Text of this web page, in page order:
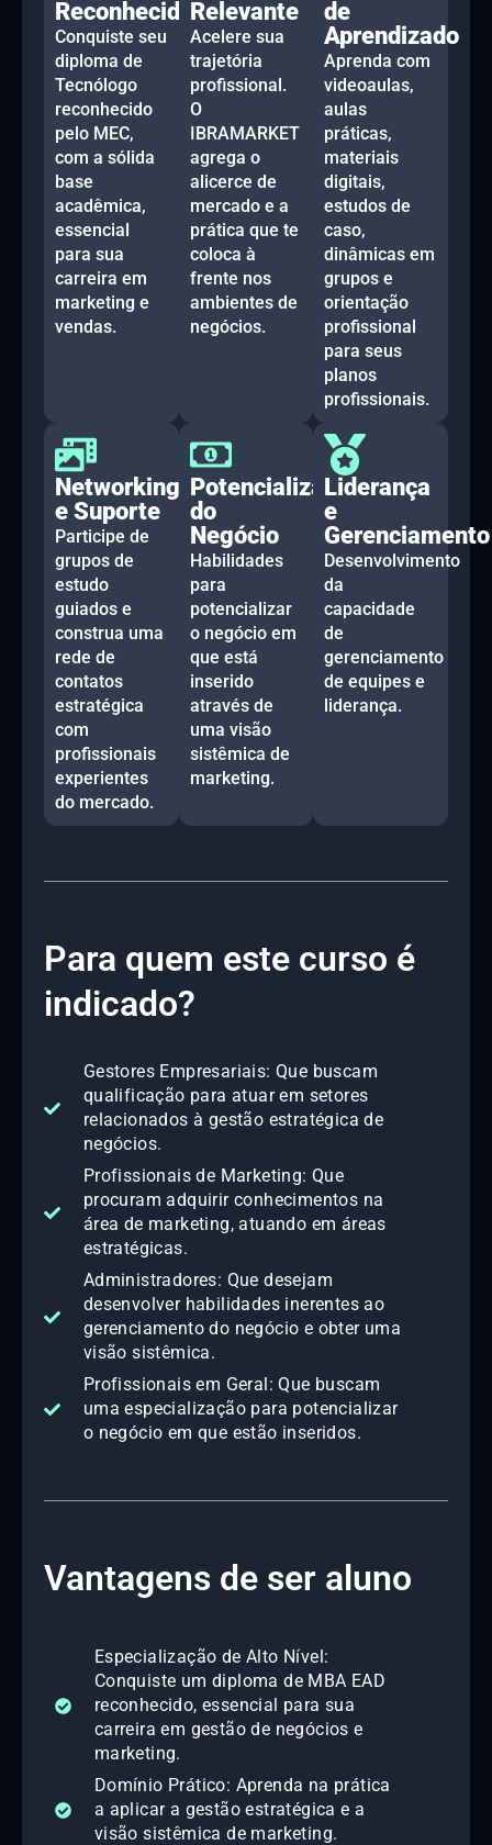
Reconhecido
Conquiste seu
diploma de
Tecnólogo
reconhecido
pelo MEC,
com a sólida
base
acadêmica,
essencial
para sua
carreira em
marketing e
vendas.
Relevante
Acelere sua
trajetória
profissional.
O
IBRAMARKET
agrega o
alicerce de
mercado e a
prática que te
coloca à
frente nos
ambientes de
negócios.
de
Aprendizado
Aprenda com
videoaulas,
aulas
práticas,
materiais
digitais,
estudos de
caso,
dinâmicas em
grupos e
orientação
profissional
para seus
planos
profissionais.
Networking
e Suporte
Participe de
grupos de
estudo
guiados e
construa uma
rede de
contatos
estratégica
com
profissionais
experientes
do mercado.
Potencialização
do
Negócio
Habilidades
para
potencializar
o negócio em
que está
inserido
através de
uma visão
sistêmica de
marketing.
Liderança
e
Gerenciamento
Desenvolvimento
da
capacidade
de
gerenciamento
de equipes e
liderança.
Para quem este curso é
indicado?
Gestores Empresariais: Que buscam
qualificação para atuar em setores
relacionados à gestão estratégica de
negócios.
Profissionais de Marketing: Que
procuram adquirir conhecimentos na
área de marketing, atuando em áreas
estratégicas.
Administradores: Que desejam
desenvolver habilidades inerentes ao
gerenciamento do negócio e obter uma
visão sistêmica.
Profissionais em Geral: Que buscam
uma especialização para potencializar
o negócio em que estão inseridos.
Vantagens de ser aluno
Especialização de Alto Nível:
Conquiste um diploma de MBA EAD
reconhecido, essencial para sua
carreira em gestão de negócios e
marketing.
Domínio Prático: Aprenda na prática
a aplicar a gestão estratégica e a
visão sistêmica de marketing.